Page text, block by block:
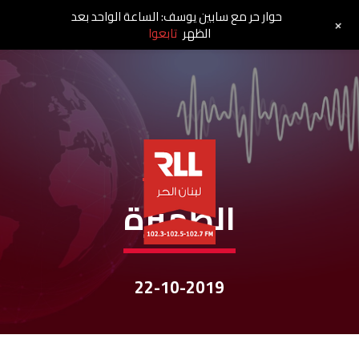
نشرات الأخبار
الظّهيرة
22-10-2019
حوار حر مع سابين يوسف: الساعة الواحد بعد
الظهر تابعوا +